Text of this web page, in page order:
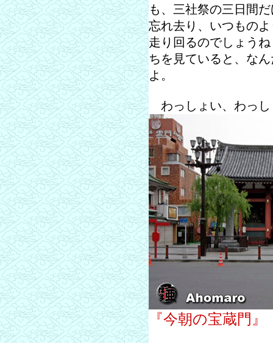
も、三社祭の三日間
忘れ去り、いつもの
走り回るのでしょう
ちを見ていると、な
よ。
わっしょい、わっし
『今朝の宝蔵門』